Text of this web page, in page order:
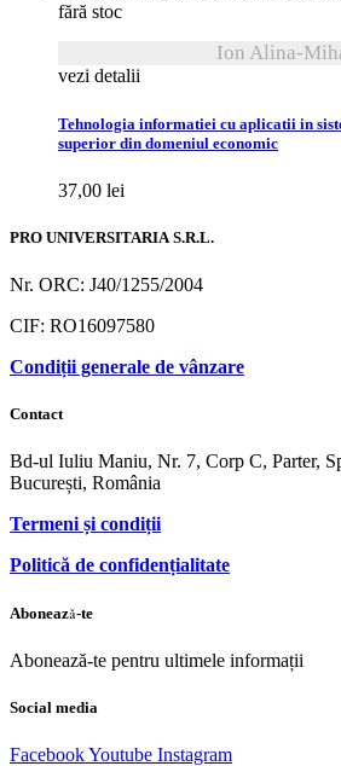
fără stoc
Ion Alina-
vezi detalii
Tehnologia informatiei cu aplicatii in
superior din domeniul economic
37,00 lei
PRO UNIVERSITARIA S.R.L.
Nr. ORC: J40/1255/2004
CIF: RO16097580
Condiții generale de vânzare
Contact
Bd-ul Iuliu Maniu, Nr. 7, Corp C, Parter,
București, România
Termeni și condiții
Politică de confidențialitate
Abonează-te
Abonează-te pentru ultimele informații
Social media
FacebookYoutube Instagram